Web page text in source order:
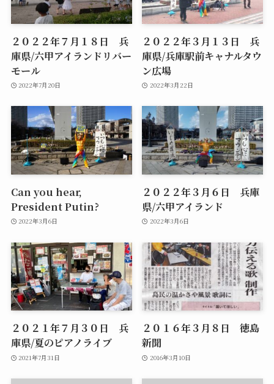
２０２２年７月１８日 兵
庫県/六甲アイランドリバー
モール
2022年7月20日
２０２２年３月１３日 兵
庫県/兵庫駅前キャナルタウ
ン広場
2022年3月22日
Can you hear,
President Putin?
2022年3月6日
２０２２年３月６日 兵庫
県/六甲アイランド
2022年3月6日
２０２１年７月３０日 兵
庫県/夏のピアノライブ
2021年7月31日
２０１６年３月８日 徳島
新聞
2016年3月10日